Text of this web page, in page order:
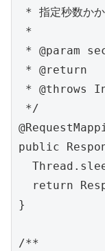
* 指定秒数か
*
* @param
* @return
* @throws
*/
public
return
}
/**